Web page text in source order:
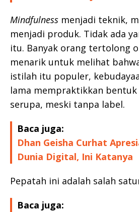
Mindfulness menjadi teknik,
menjadi produk. Tidak ada
itu. Banyak orang tertolong
menarik untuk melihat
istilah itu populer,
lama mempraktikkan bentuk
serupa, meski tanpa label.
Baca juga:
Dhan Geisha Curhat
Dunia Digital, Ini Katanya
Pepatah ini adalah salah
Baca juga: